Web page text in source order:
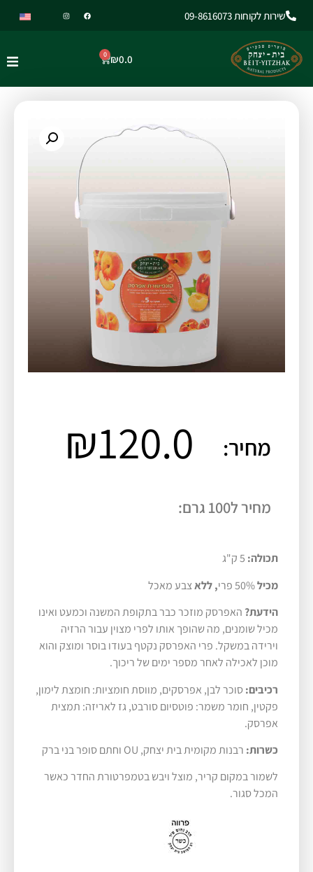
שירות לקוחות 09-8616073
₪0.0
0
מחיר: ₪120.0
מחיר ל100 גרם:
תכולה:
מכיל
, ללאצבע מאכל
הידעת? האפרסק מוזכר כבר בתקופת המשנה וכמעט ואינו
מכיל שומנים, מה שהופך אותו לפרי מצוין עבור הרזיה
וירידה במשקל. פרי האפרסק נקטף בעודו בוסר ומוצק והוא
מוכן לאכילה לאחר מספר ימים של ריכוך.
רכיבים:סוכר לבן, אפרסקים, מווסת חומציות: חומצת לימון,
פקטין, חומר משמר: פוטסיום סורבט, גז לאריזה: תמצית
אפרסק.
כשרות: רבנות מקומית בית יצחק, OU וחתם סופר בני ברק
לשמור במקום קריר, מוצל ויבש בטמפרטורת החדר כאשר
המכל סגור.